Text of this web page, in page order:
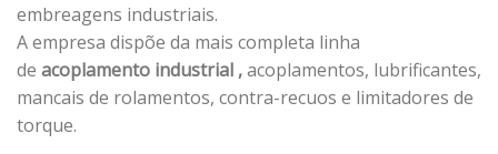
embreagens industriais.
A empresa dispõe da mais completa linha
de acoplamento industrial ,acoplamentos, lubrificantes,
mancais de rolamentos, contra-recuos e limitadores de
torque.